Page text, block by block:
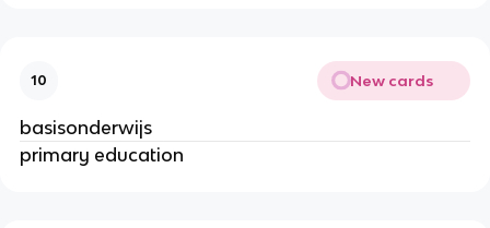
10 New cards
basisonderwijs
primary education